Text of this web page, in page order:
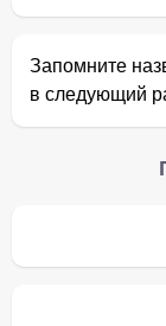
Запомните
в следующий